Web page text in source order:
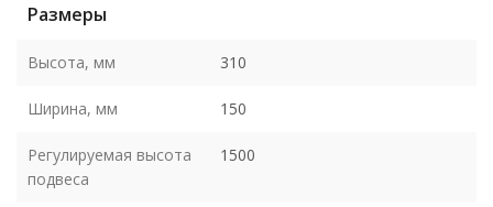
Размеры
Высота, мм 310
Ширина, мм 150
Регулируемая высота
подвеса
1500